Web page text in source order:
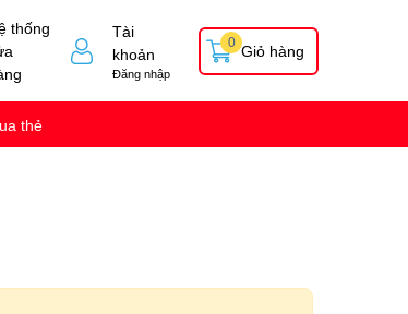
thống
Tài
khoản
Đăng nhập
Giỏ hàng
0
thẻ